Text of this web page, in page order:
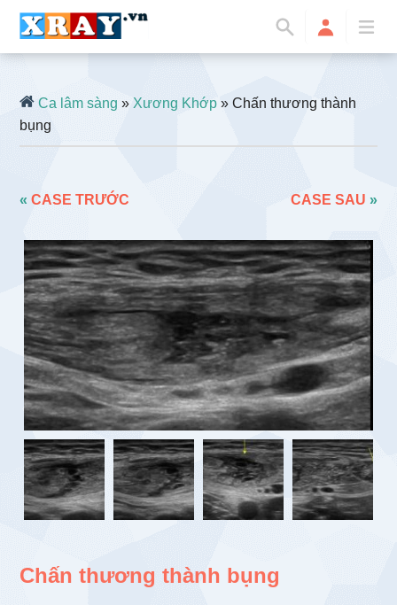
Ca lâm sàng »Xương Khớp » Chấn thương thành
bụng
«CASE TRƯỚC CASE SAU »
Chấn thương thành bụng